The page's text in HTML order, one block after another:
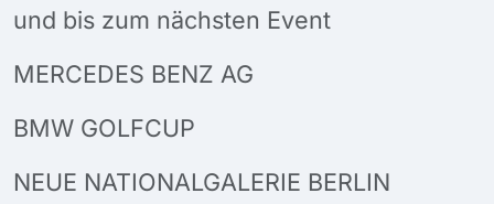
und bis zum nächsten Event
MERCEDES BENZ AG
BMW GOLFCUP
NEUE NATIONALGALERIE BERLIN